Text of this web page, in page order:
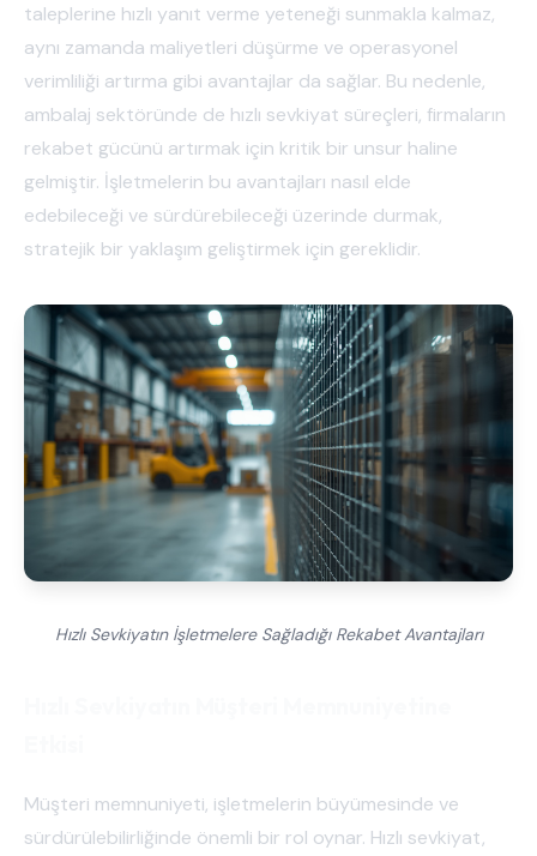
taleplerine hızlı yanıt verme yeteneği sunmakla kalmaz,
aynı zamanda maliyetleri düşürme ve operasyonel
verimliliği artırma gibi avantajlar da sağlar. Bu nedenle,
ambalaj sektöründe de hızlı sevkiyat süreçleri, firmaların
rekabet gücünü artırmak için kritik bir unsur haline
gelmiştir. İşletmelerin bu avantajları nasıl elde
edebileceği ve sürdürebileceği üzerinde durmak,
stratejik bir yaklaşım geliştirmek için gereklidir.
Hızlı Sevkiyatın İşletmelere Sağladığı Rekabet Avantajları
Müşteri memnuniyeti, işletmelerin büyümesinde ve
sürdürülebilirliğinde önemli bir rol oynar. Hızlı sevkiyat,